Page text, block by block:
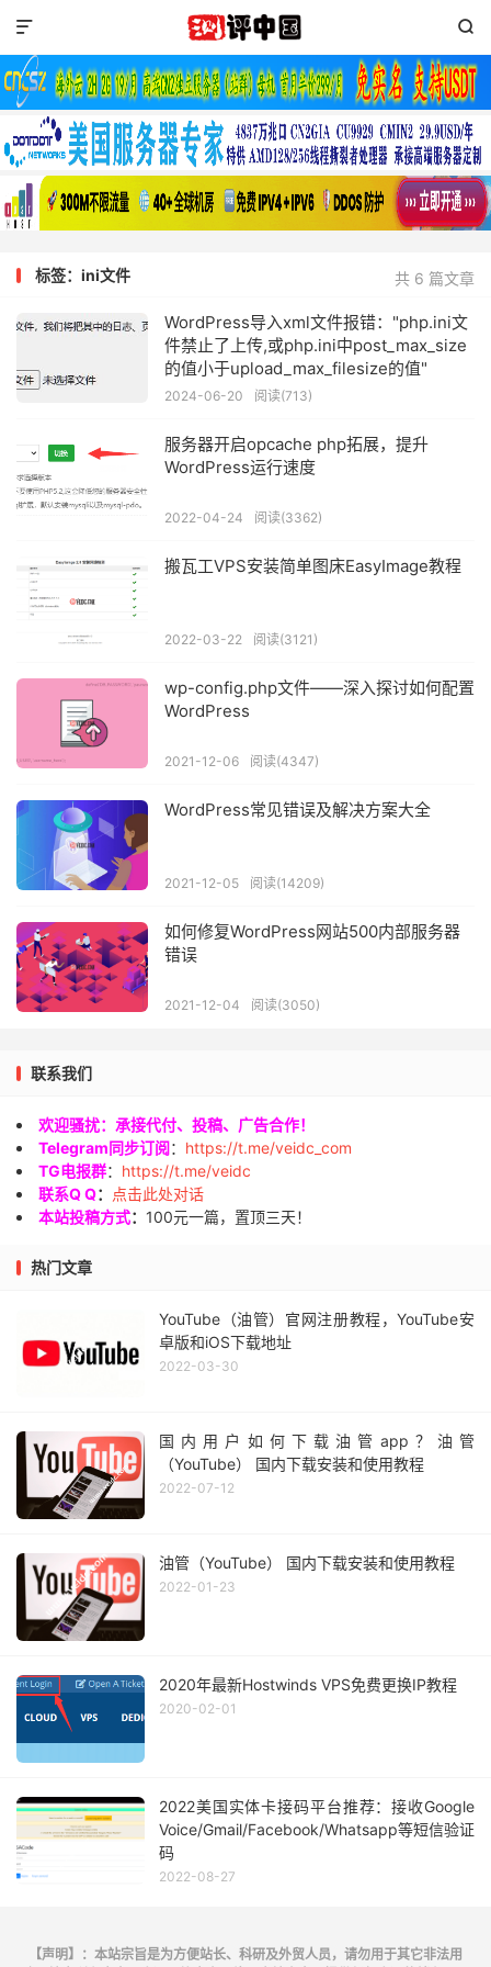


共 6 篇文章
标签：ini文件
WordPress导入xml文件报错："php.ini文
件禁止了上传,或php.ini中post_max_size
的值小于upload_max_filesize的值"
2024-06-20 阅读(713)
服务器开启opcache php拓展，提升
WordPress运行速度
2022-04-24 阅读(3362)
搬瓦工VPS安装简单图床EasyImage教程
2022-03-22 阅读(3121)
wp-config.php文件——深入探讨如何配置
WordPress
2021-12-06 阅读(4347)
WordPress常见错误及解决方案大全
2021-12-05 阅读(14209)
如何修复WordPress网站500内部服务器
错误
2021-12-04 阅读(3050)
联系我们
欢迎骚扰：承接代付、投稿、广告合作！
Telegram同步订阅： https://t.me/veidc_com
TG电报群： https://t.me/veidc
联系Q Q：
点击此处对话
本站投稿方式： 100元一篇，置顶三天！
热门文章
YouTube（油管）官网注册教程，YouTube安
卓版和iOS下载地址
2022-03-30
国内用户如何下载油管app？油管
（YouTube） 国内下载安装和使用教程
2022-07-12
油管（YouTube） 国内下载安装和使用教程
2022-01-23
2020年最新Hostwinds VPS免费更换IP教程
2020-02-01
2022美国实体卡接码平台推荐：接收Google
Voice/Gmail/Facebook/Whatsapp等短信验证
码
2022-08-27
【声明】：本站宗旨是为方便站长、科研及外贸人员，请勿用于其它非法用